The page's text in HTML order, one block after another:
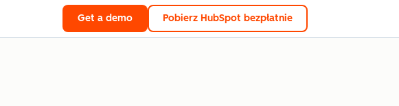
Get a demo Pobierz HubSpot bezpłatnie